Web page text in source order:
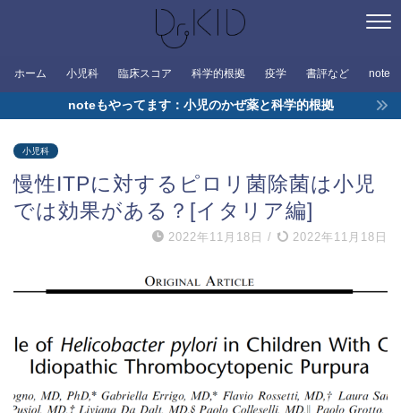
ホーム 小児科 臨床スコア 科学的根拠 疫学 書評など note
noteもやってます：小児のかぜ薬と科学的根拠
小児科
慢性ITPに対するピロリ菌除菌は小児
では効果がある？[イタリア編]
2022年11月18日 / 2022年11月18日